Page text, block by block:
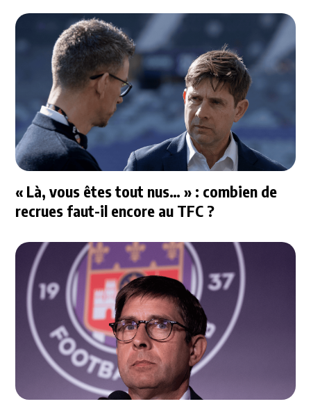
« Là, vous êtes tout nus… » : combien de
recrues faut-il encore au TFC ?